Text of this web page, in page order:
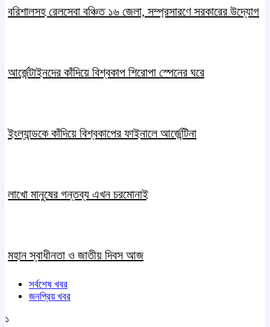
বরিশালসহ রেলসেবা বঞ্চিত ১৬ জেলা, সম্প্রসারণে সরকারের উদ্যোগ
আর্জেন্টাইনদের কাঁদিয়ে বিশ্বকাপ শিরোপা স্পেনের ঘরে
ইংল্যান্ডকে কাঁদিয়ে বিশ্বকাপের ফাইনালে আর্জেন্টিনা
লাখো মানুষের গন্তব্য এখন চরমোনাই
মহান স্বাধীনতা ও জাতীয় দিবস আজ
সর্বশেষ খবর
জনপ্রিয় খবর
১